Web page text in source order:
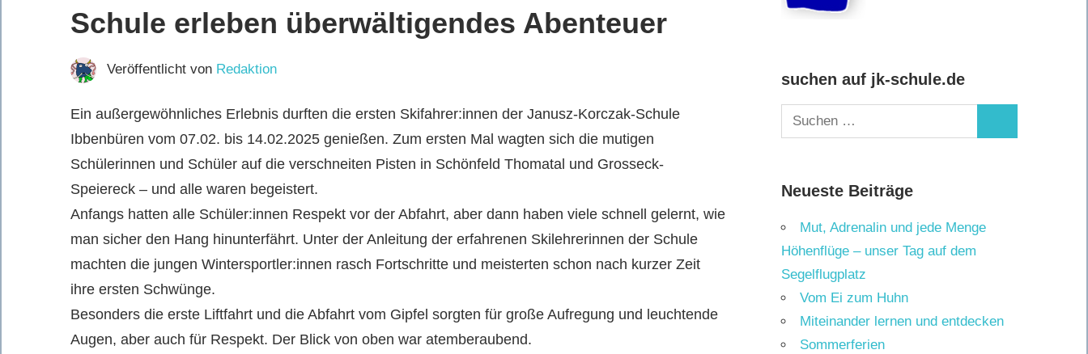
Schule erleben überwältigendes Abenteuer
Veröffentlicht von Redaktion
Ein außergewöhnliches Erlebnis durften die ersten Skifahrer:innen der Janusz-Korczak-Schule
Ibbenbüren vom 07.02. bis 14.02.2025 genießen. Zum ersten Mal wagten sich die mutigen
Schülerinnen und Schüler auf die verschneiten Pisten in Schönfeld Thomatal und Grosseck-
Speiereck – und alle waren begeistert.
Anfangs hatten alle Schüler:innen Respekt vor der Abfahrt, aber dann haben viele schnell gelernt, wie
man sicher den Hang hinunterfährt. Unter der Anleitung der erfahrenen Skilehrerinnen der Schule
machten die jungen Wintersportler:innen rasch Fortschritte und meisterten schon nach kurzer Zeit
ihre ersten Schwünge.
Besonders die erste Liftfahrt und die Abfahrt vom Gipfel sorgten für große Aufregung und leuchtende
Augen, aber auch für Respekt. Der Blick von oben war atemberaubend.
suchen auf jk-schule.de
Suchen
nach:
Neueste Beiträge
Mut, Adrenalin und jede Menge
Höhenflüge – unser Tag auf dem
Segelflugplatz
Vom Ei zum Huhn
Miteinander lernen und entdecken
Sommerferien